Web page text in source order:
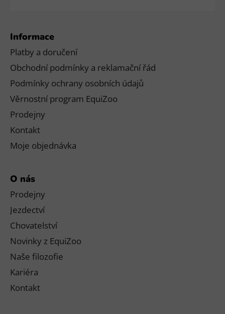
Informace
Platby a doručení
Obchodní podmínky a reklamační řád
Podmínky ochrany osobních údajů
Věrnostní program EquiZoo
Prodejny
Kontakt
Moje objednávka
O nás
Prodejny
Jezdectví
Chovatelství
Novinky z EquiZoo
Naše filozofie
Kariéra
Kontakt